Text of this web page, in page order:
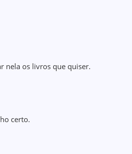
nela os livros que quiser.
certo.